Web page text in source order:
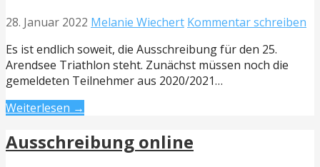
28. Januar 2022 Melanie Wiechert Kommentar schreiben
Es ist endlich soweit, die Ausschreibung für den 25.
Arendsee Triathlon steht. Zunächst müssen noch die
gemeldeten Teilnehmer aus 2020/2021…
Weiterlesen →
Ausschreibung online